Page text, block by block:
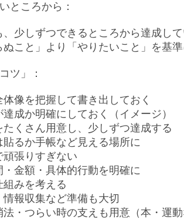
ところから：
、少しずつできるところから達成し
ぬこと」より「やりたいこと」を基
ツ」：
体像を把握して書き出しておく
達成か明確にしておく（イメージ）
たくさん用意し、少しずつ達成する
貼るか手帳など見える場所に
頑張りすぎない
・金額・具体的行動を明確に
組みを考える
情報収集など準備も大切
法・つらい時の支えも用意（本・運